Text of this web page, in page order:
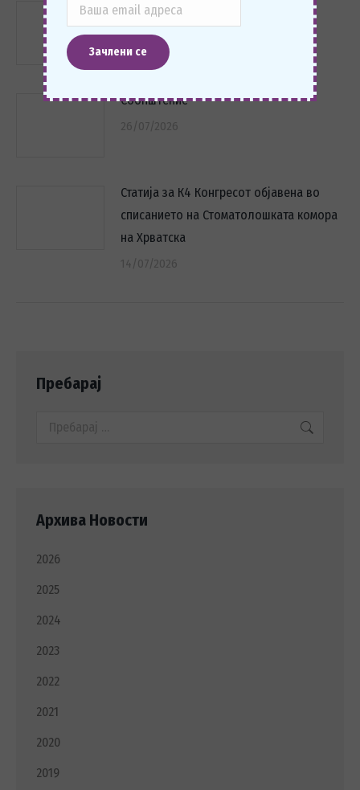
Соопштение
04/08/2026
Соопштение
26/07/2026
Статија за К4 Конгресот објавена во
списанието на Стоматолошката комора
на Хрватска
14/07/2026
Пребарај
Архива Новости
2026
2025
2024
2023
2022
2021
2020
2019